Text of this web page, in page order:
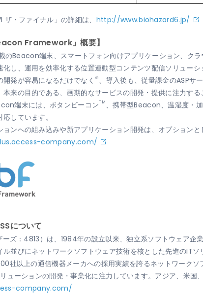
ザ・ファイナル」の詳細は、 http://www.biohazard6.jp/
Framework」概要】
載のBeacon端末、スマートフォン向けアプリケーション、
化し、運用を効率化する位置連動型コンテンツ配信ソリュ
発が容易になるだけでなく ※、導入後も、従量課金のASPサ
来の目的である、画期的なサービスの開発・提供に注力する
端末には、ボタンビーコンTM、携帯型Beacon、温湿度・
しています。
ンへの組み込みや新アプリケーション開発は、オプションと
company.com/
について
ーズ：4813）は、1984年の設立以来、独立系ソフトウェア
並びにネットワークソフトウェア技術を核とした先進のIT
社以上の通信機器メーカへの採用実績を誇るネットワーク
ューションの開発・事業化に注力しています。アジア、米国
company.com/